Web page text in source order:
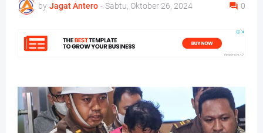
by Jagat Antero - Sabtu, Oktober 26, 2024 0